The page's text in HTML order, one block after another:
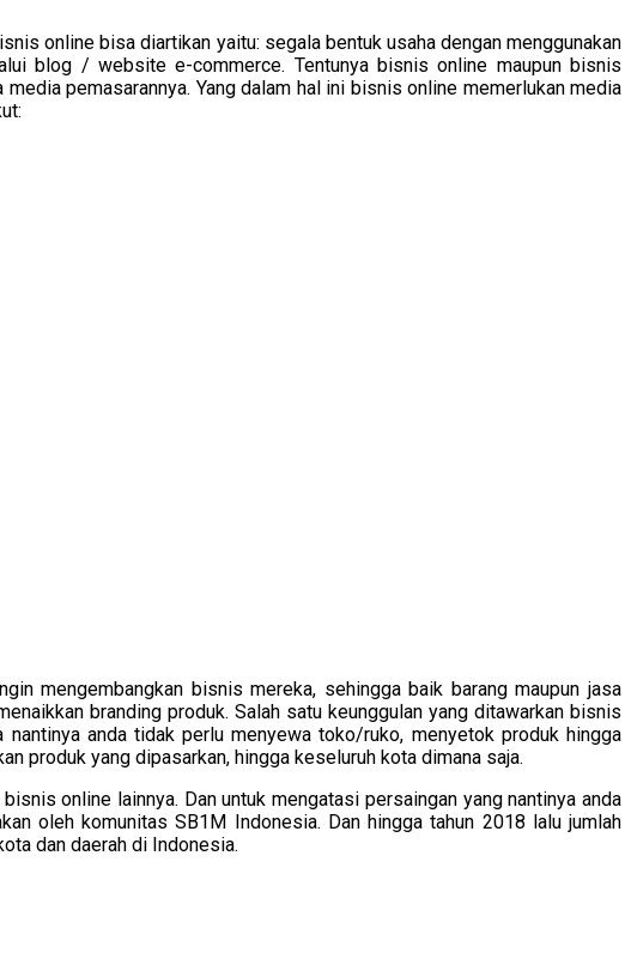
online bisa diartikan yaitu: segala bentuk usaha dengan menggunakan
blog / website e-commerce. Tentunya bisnis online maupun bisnis
pemasarannya. Yang dalam hal ini bisnis online memerlukan media
mengembangkan bisnis mereka, sehingga baik barang maupun jasa
branding produk. Salah satu keunggulan yang ditawarkan bisnis
anda tidak perlu menyewa toko/ruko, menyetok produk hingga
produk yang dipasarkan, hingga keseluruh kota dimana saja.
online lainnya. Dan untuk mengatasi persaingan yang nantinya anda
oleh komunitas SB1M Indonesia. Dan hingga tahun 2018 lalu jumlah
dan daerah di Indonesia.